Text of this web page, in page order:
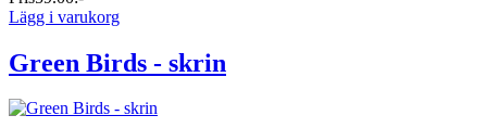
Lägg i varukorg
Green Birds - skrin